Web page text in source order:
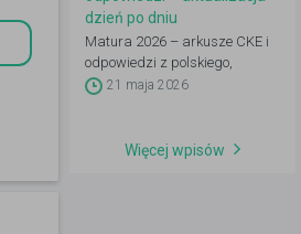
dzień po dniu
Matura 2026 – arkusze CKE i
odpowiedzi z polskiego,
matematyki, angielskiego oraz
maja po godz. 14:00.
21 maja 2026
Więcej wpisów